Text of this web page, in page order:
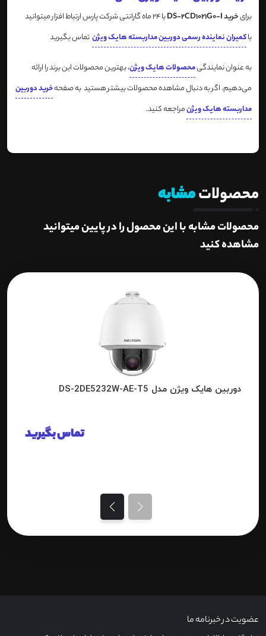
برایخرید DS-2CD1021G0-I
با 24 ماه گارانتی شرکت پارس ارتباط افزار میتوانید
باکمیران نماینده رسمی دوربین مداربسته هایک ویژنتماس بگیرید
به عنوان نمایندگیمحصولات هایک ویژن، بهترین محصولات این برند را ارائه
می‌دهیم. اگر به دنبال مشاهده محصولات بیشتر هستید به صفحهخرید دوربین
مداربسته هایک ویژنمراجعه کنید.
محصولاتمشابه
محصولات مشابه با این محصول را در پایین میتوانید
مشاهده کنید
دوربین هایک ویژن مدل DS-2DE5232W-AE-T5
تماس بگیرید
عضویت در خبرنامه ما